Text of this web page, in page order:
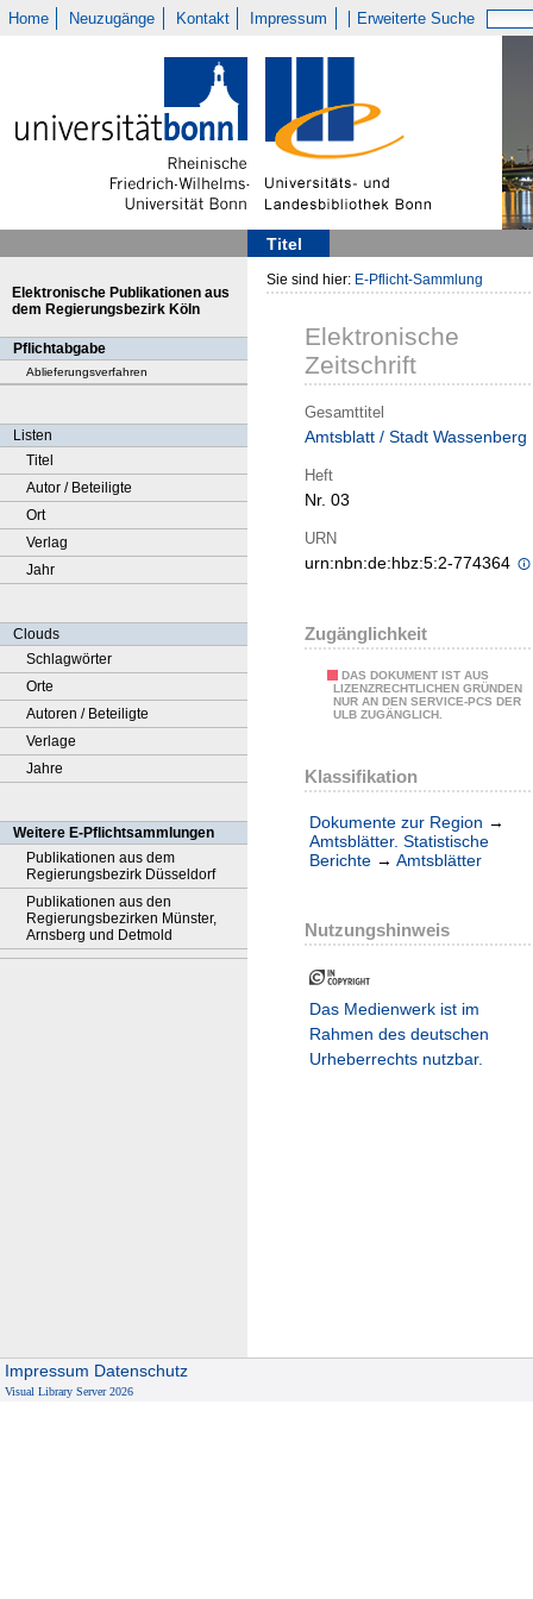
Home Neuzugänge Kontakt Impressum Erweiterte Suche
Titel
Elektronische Publikationen aus
dem Regierungsbezirk Köln
Pflichtabgabe
Ablieferungsverfahren
Listen
Titel
Autor / Beteiligte
Ort
Verlag
Jahr
Clouds
Schlagwörter
Orte
Autoren / Beteiligte
Verlage
Jahre
Weitere E-Pflichtsammlungen
Publikationen aus dem
Regierungsbezirk Düsseldorf
Publikationen aus den
Regierungsbezirken Münster,
Arnsberg und Detmold
Sie sind hier: E-Pflicht-Sammlung
Elektronische
Zeitschrift
Gesamttitel
Amtsblatt / Stadt Wassenberg
Heft
Nr. 03
URN
urn:nbn:de:hbz:5:2-774364
Zugänglichkeit
DAS DOKUMENT IST AUS
LIZENZRECHTLICHEN GRÜNDEN
NUR AN DEN SERVICE-PCS DER
ULB ZUGÄNGLICH.
Klassifikation
Dokumente zur Region →
Amtsblätter. Statistische
Berichte → Amtsblätter
Nutzungshinweis
Das Medienwerk ist im
Rahmen des deutschen
Urheberrechts nutzbar.
Impressum Datenschutz
Visual Library Server 2026